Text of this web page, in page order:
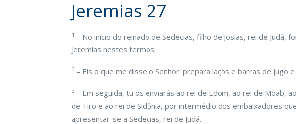
Jeremias 27
1 – No início do reinado de Sedecias, filho de Josias, rei de Judá,
Jeremias nestes termos:
2– Eis o que me disse o Senhor: prepara laços e barras de jugo
3 – Em seguida, tu os enviarás ao rei de Edom, ao rei de Moab,
de Tiro e ao rei de Sidônia, por intermédio dos embaixadores
apresentar-se a Sedecias, rei de Judá.